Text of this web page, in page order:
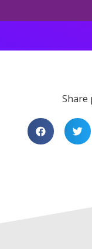
Share